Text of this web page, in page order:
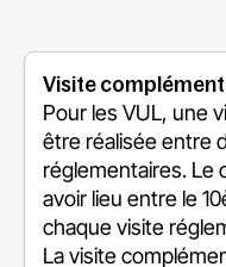
Visite
Pour les VUL, une
être réalisée entre
réglementaires. Le
avoir lieu entre le
chaque visite
La visite